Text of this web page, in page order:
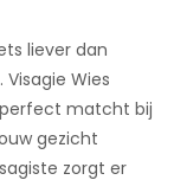
liever dan
Wies
matcht bij
gezicht
zorgt er